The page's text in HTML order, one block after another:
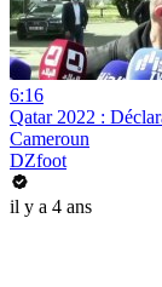
6:16
Qatar 2022 :
Cameroun
DZfoot
il y a 4 ans